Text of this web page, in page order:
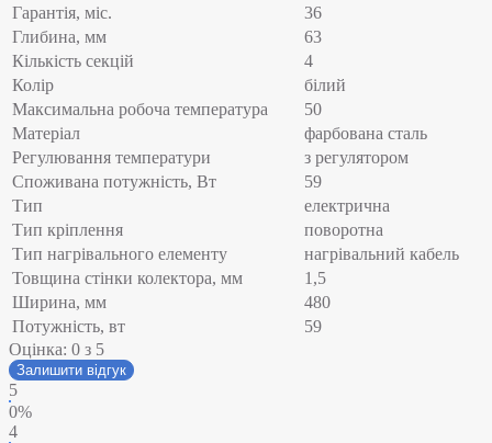
Гарантія, міс.
36
Глибина, мм
63
Кількість секцій
4
Колір
білий
Максимальна робоча температура
50
Матеріал
фарбована сталь
Регулювання температури
з регулятором
Споживана потужність, Вт
59
Тип
електрична
Тип кріплення
поворотна
Тип нагрівального елементу
нагрівальний кабель
Товщина стінки колектора, мм
1,5
Ширина, мм
480
Потужність, вт
59
Оцінка: 0 з 5
Залишити відгук
5
0%
4